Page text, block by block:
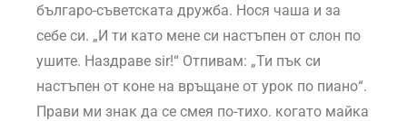
българо-съветската дружба. Нося чаша и за
себе си. „И ти като мене си настъпен от слон по
ушите. Наздраве sir!“ Отпивам: „Ти пък си
настъпен от коне на връщане от урок по пиано“.
Прави ми знак да се смея по-тихо. когато майка